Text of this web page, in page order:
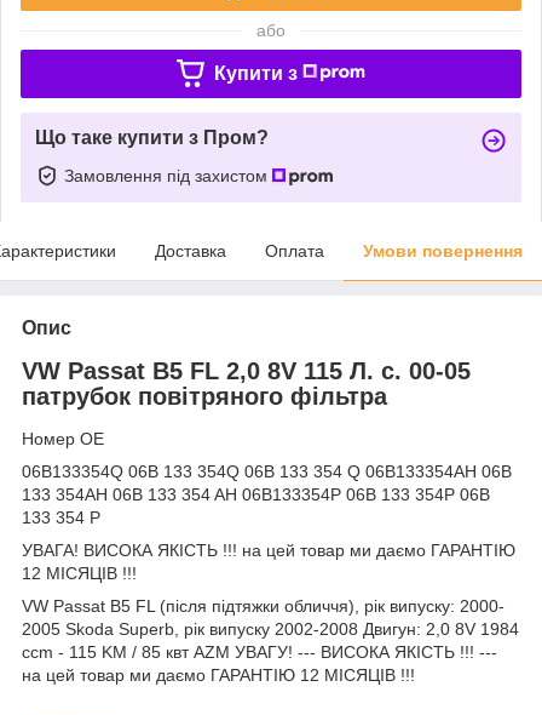
або
Купити з
Що таке купити з Пром?
Замовлення під захистом
Доставка Оплата Умови повернення
Опис
VW Passat B5 FL 2,0 8V 115 Л. с. 00-05
патрубок повітряного фільтра
Номер OE
06B133354Q 06B 133 354Q 06B 133 354 Q 06B133354AH 06B
133 354AH 06B 133 354 AH 06B133354P 06B 133 354P 06B
133 354 P
УВАГА! ВИСОКА ЯКІСТЬ !!! на цей товар ми даємо ГАРАНТІЮ
12 МІСЯЦІВ !!!
VW Passat B5 FL (після підтяжки обличчя), рік випуску: 2000-
2005 Skoda Superb, рік випуску 2002-2008 Двигун: 2,0 8V 1984
ccm - 115 KM / 85 квт AZM УВАГУ! --- ВИСОКА ЯКІСТЬ !!! ---
на цей товар ми даємо ГАРАНТІЮ 12 МІСЯЦІВ !!!